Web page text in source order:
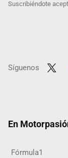
Suscribiéndote
Síguenos
En
Fórmula1